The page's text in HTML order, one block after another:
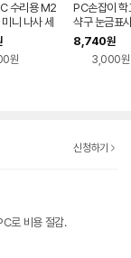
수리용 M2
니 나사 세
원
PC손잡이 학
샥구 눈금표
식 면국자 미
페용 배식국
8,740원
3,000원
신청하기
로 비용 절감.